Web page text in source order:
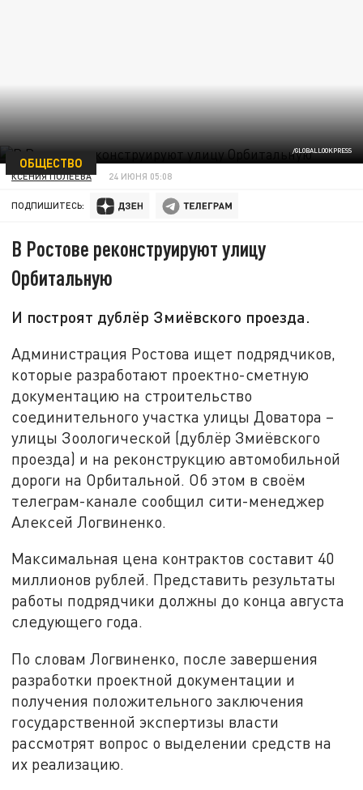
/GLOBALLOOKPRESS
ОБЩЕСТВО
КСЕНИЯ ПОЛЕЕВА 24 ИЮНЯ 05:08
ПОДПИШИТЕСЬ:
В Ростове реконструируют улицу
Орбитальную
И построят дублёр Змиёвского проезда.
Администрация Ростова ищет подрядчиков,
которые разработают проектно-сметную
документацию на строительство
соединительного участка улицы Доватора –
улицы Зоологической (дублёр Змиёвского
проезда) и на реконструкцию автомобильной
дороги на Орбитальной. Об этом в своём
телеграм-канале сообщил сити-менеджер
Алексей Логвиненко.
Максимальная цена контрактов составит 40
миллионов рублей. Представить результаты
работы подрядчики должны до конца августа
следующего года.
По словам Логвиненко, после завершения
разработки проектной документации и
получения положительного заключения
государственной экспертизы власти
рассмотрят вопрос о выделении средств на
их реализацию.